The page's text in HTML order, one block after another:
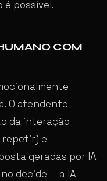
é possível.
COM
O atendente
da interação
e
geradas por IA
decide — a IA